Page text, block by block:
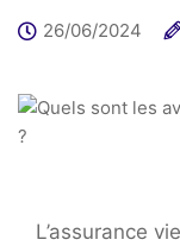
26/06/2024
L’assurance